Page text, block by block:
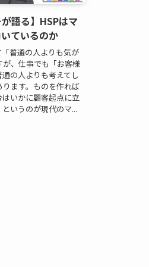
が語る】HSPはマ
ているのか
普通の人よりも気が
、仕事でも「お客様
の人よりも考えてし
ます。ものを作れば
いかに顧客起点に立
いうのが現代のマ...